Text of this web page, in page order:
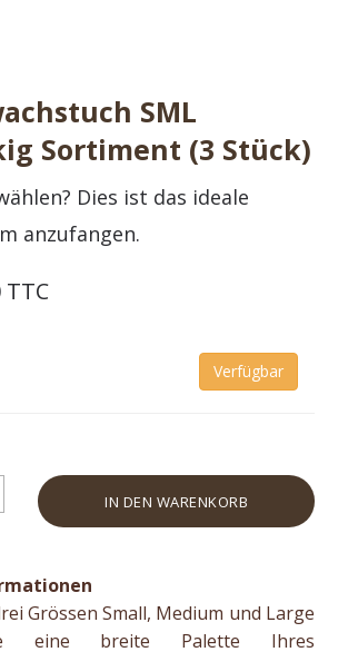
SML
Sortiment (3 Stück)
Dies ist das ideale
anzufangen.
TTC
Verfügbar
IN DEN WARENKORB
Grössen Small, Medium und Large
eine breite Palette Ihres